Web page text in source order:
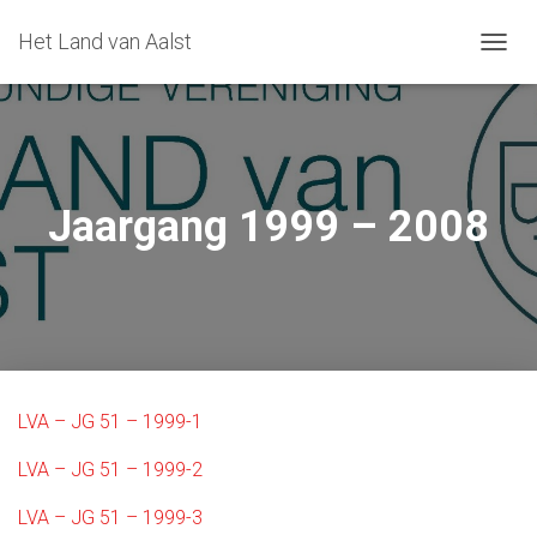
Het Land van Aalst
O
G
G
Jaargang 1999 – 2008
LVA – JG 51 – 1999-1
LVA – JG 51 – 1999-2
LVA – JG 51 – 1999-3